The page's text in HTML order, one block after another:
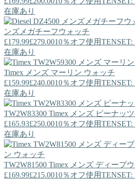
在庫あり
ンズメガチーフウォッチ
£179.99£279.0010％オフ使用TENSET:
在庫あり
Timex メンズ マーリン ウォッチ
£159.99£240.0010％オフ使用TENSET:
在庫あり
TW2W83300 Timex メンズ ピーナッ
£165.93£250.0010％オフ使用TENSET:
在庫あり
TW2W81500 Timex メンズ ディープ
£169.99£215.0010％オフ使用TENSET: